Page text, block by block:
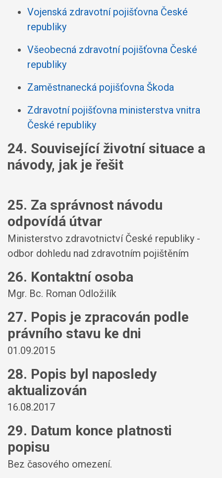
Vojenská zdravotní pojišťovna České
republiky
Všeobecná zdravotní pojišťovna České
republiky
Zaměstnanecká pojišťovna Škoda
Zdravotní pojišťovna ministerstva vnitra
České republiky
24. Související životní situace a
návody, jak je řešit
25. Za správnost návodu
odpovídá útvar
Ministerstvo zdravotnictví České republiky -
odbor dohledu nad zdravotním pojištěním
26. Kontaktní osoba
Mgr. Bc. Roman Odložilík
27. Popis je zpracován podle
právního stavu ke dni
01.09.2015
28. Popis byl naposledy
aktualizován
16.08.2017
29. Datum konce platnosti
popisu
Bez časového omezení.